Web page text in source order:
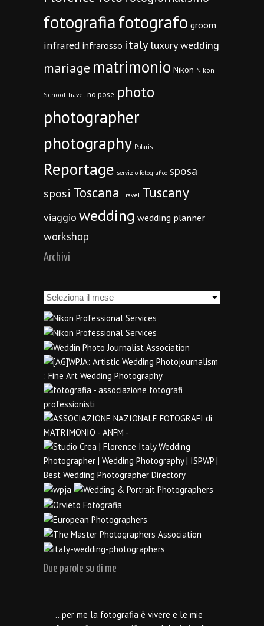
fotografiafotografo groom
infrared infrarosso italy luxury wedding
mariage matrimonio Nikon Nikon
School Travel no pose photo
photographer
photography Polaris
Reportage servizio fotografico sposa
sposi Toscana Travel Tuscany
viaggio wedding wedding planner
workshop
Archivi
Archivi
Due parole su di me
…per me la fotografia è vivere e le mie